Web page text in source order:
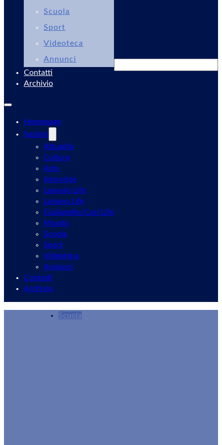
Scuola
Sport
Videoteca
Annunci
Contatti
Archivio
Homepage
Sezioni
Attualità
Cultura
Arte
Interviste
Lanuvio Life
Lariano Life
Giulianello/Cori Life
Mondo
Scuola
Sport
Videoteca
Annunci
Contatti
Archivio
Scuola